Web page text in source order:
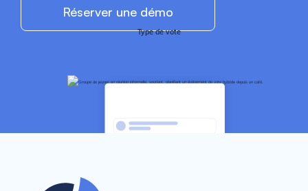
Réserver une démo
Type de vote